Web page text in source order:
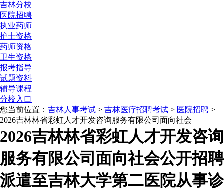
吉林分校
医院招聘
执业药师
护士资格
药师资格
卫生资格
报考指导
试题资料
辅导课程
分校入口
您当前位置： 吉林人事考试 > 吉林医疗招聘考试 > 医院招聘 >
2026吉林林省彩虹人才开发咨询服务有限公司面向社会
2026吉林林省彩虹人才开发咨询
服务有限公司面向社会公开招聘
派遣至吉林大学第二医院从事诊